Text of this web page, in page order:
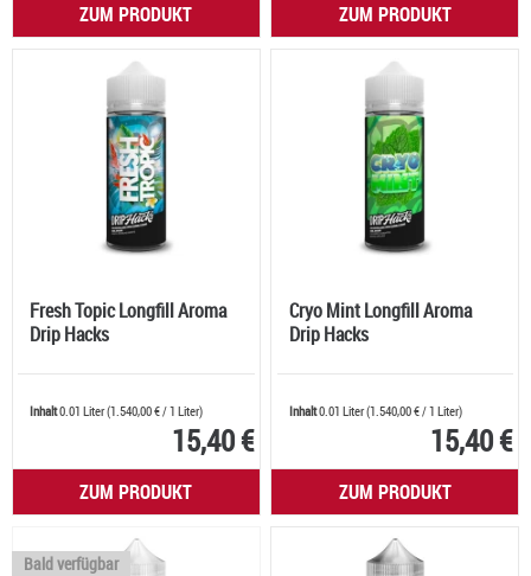
ZUM PRODUKT ZUM PRODUKT
Fresh Topic Longfill Aroma
Drip Hacks
Inhalt0.01 Liter(1.540,00 €/ 1 Liter)
15,40 €
ZUM PRODUKT
Cryo Mint Longfill Aroma
Drip Hacks
Inhalt0.01 Liter(1.540,00 €/ 1 Liter)
15,40 €
ZUM PRODUKT
Bald verfügbar